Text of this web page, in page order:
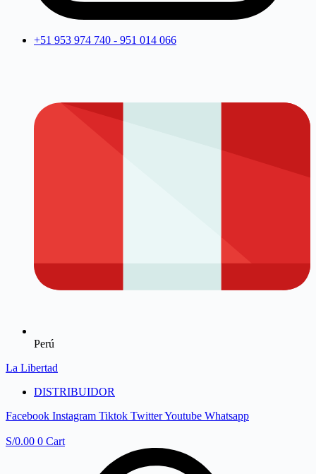
+51 953 974 740 - 951 014 066
Perú
La Libertad
DISTRIBUIDOR
Facebook Instagram Tiktok TwitterYoutube Whatsapp
S/0.00 0 Cart